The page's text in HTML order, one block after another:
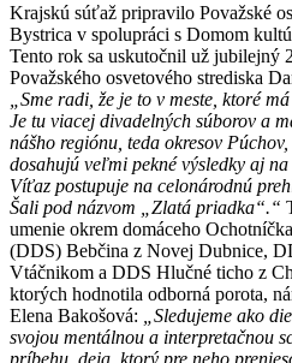
Krajskú súťaž pripravilo Považské
Bystrica v spolupráci s Domom
Tento rok sa uskutočnil už jubilejný
Považského osvetového strediska
„Sme radi, že je to v meste, ktoré
Je tu viacej divadelných súborov a
nášho regiónu, teda okresov
dosahujú veľmi pekné výsledky aj
Víťaz postupuje na celonárodnú
Šali pod názvom „Zlatá priadka“.“
umenie okrem domáceho
(DDS) Bebčina z Novej Dubnice,
Vtáčnikom a DDS Hlučné ticho z
ktorých hodnotila odborná porota,
Elena Bakošová:
„Sledujeme ako
svojou mentálnou a interpretačnou
príbehu, deja, ktorý pre neho